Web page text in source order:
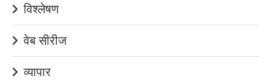
विश्लेषण
वेब सीरीज
व्यापार